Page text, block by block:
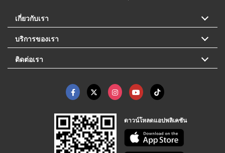
เกี่ยวกับเรา
บริการของเรา
ติดต่อเรา
ดาวน์โหลดแอปพลิเคชัน